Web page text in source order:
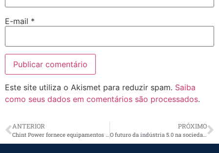
E-mail *
Este site utiliza o Akismet para reduzir spam. Saiba
como seus dados em comentários são processados.
ANTERIOR
Chint Power fornece equipamentos para projeto de energia solar de grande porte
PRÓXIMO
O futuro da indústria 5.0 na sociedade